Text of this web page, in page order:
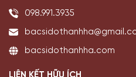
098.991.3935
bacsidothanhha.com